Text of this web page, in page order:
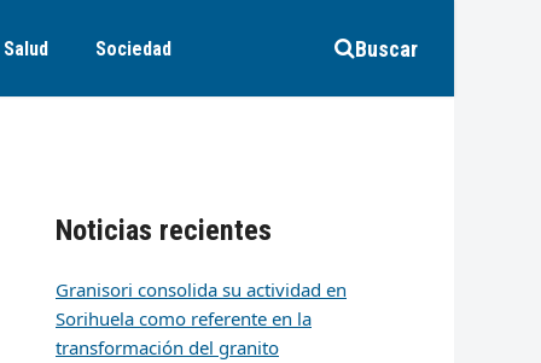
Salud Sociedad Buscar
Noticias recientes
Granisori consolida su actividad en
Sorihuela como referente en la
transformación del granito